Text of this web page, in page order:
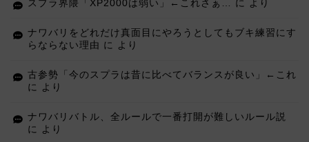
スプラ界隈「XP2000は弱い」←これさぁ… に より
ナワバリをどれだけ真面目にやろうとしてもブキ練習にす
らならない理由 に より
古参勢「今のスプラは昔に比べてバランスが良い」←これ
に
より
ナワバリバトル、全ルールで一番打開が難しいルール説
に
より